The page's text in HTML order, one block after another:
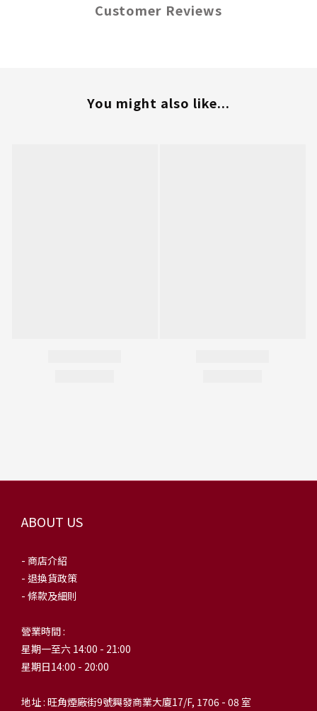
Customer Reviews
You might also like...
ABOUT US
- 商店介紹
- 退換貨政策
- 條款及細則
營業時間 :
星期一至六 14:00 - 21:00
星期日14:00 - 20:00
地址 : 旺角煙廠街9號興發商業大廈17/F, 1706 - 08 室